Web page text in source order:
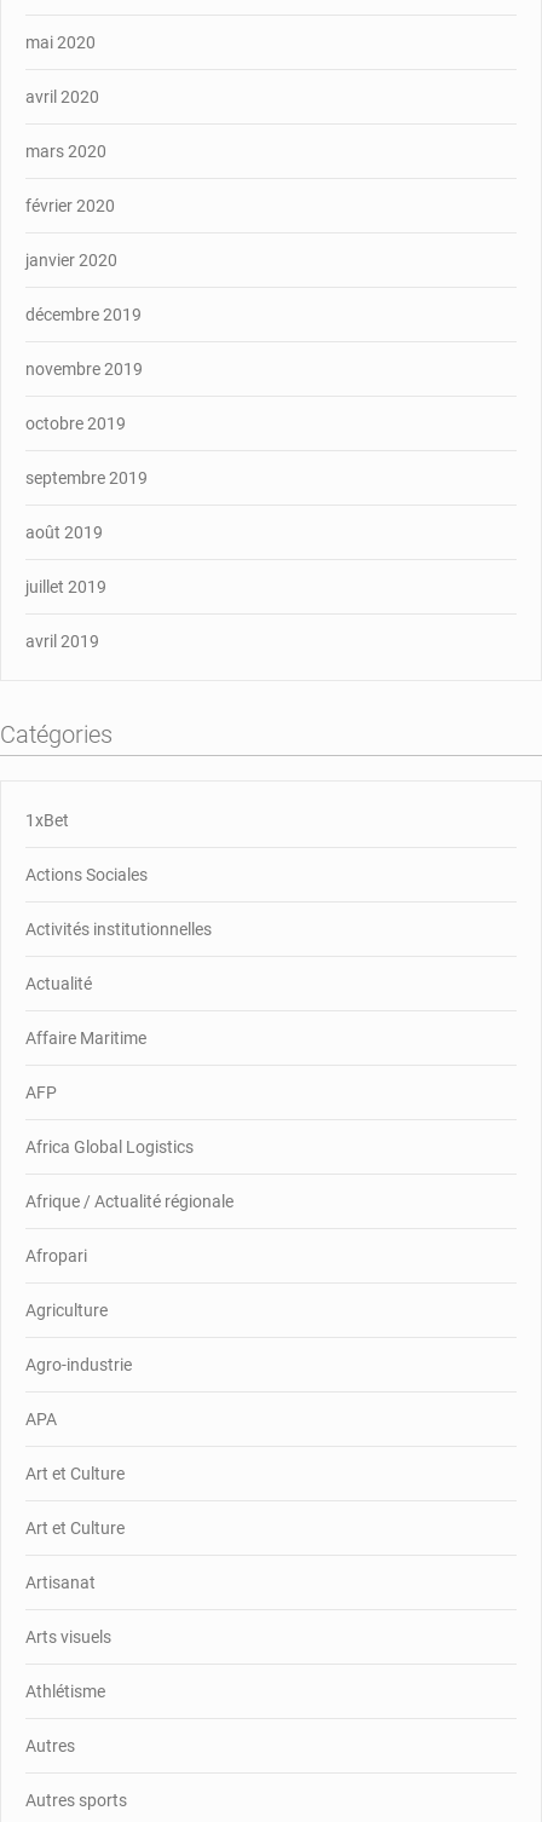
mai 2020
avril 2020
mars 2020
février 2020
janvier 2020
décembre 2019
novembre 2019
octobre 2019
septembre 2019
août 2019
juillet 2019
avril 2019
Catégories
1xBet
Actions Sociales
Activités institutionnelles
Actualité
Affaire Maritime
AFP
Africa Global Logistics
Afrique / Actualité régionale
Afropari
Agriculture
Agro-industrie
APA
Art et Culture
Art et Culture
Artisanat
Arts visuels
Athlétisme
Autres
Autres sports